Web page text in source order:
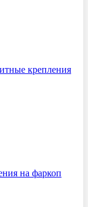
крепления
на фаркоп